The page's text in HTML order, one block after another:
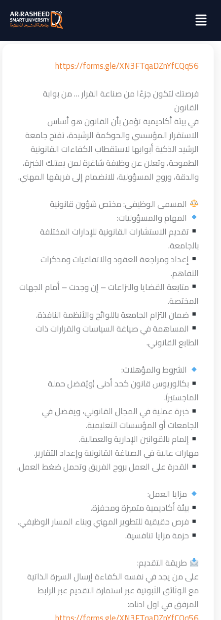
Menu
https://forms.gle/XN3FTqaDZnYfCQq56
فرصتك لتكون جزءًا من صناعة القرار … من بوابة
القانون
في بيئة أكاديمية تؤمن بأن القانون هو أساس
الاستقرار المؤسسي والحوكمة الرشيدة، تفتح جامعة
الرشيد الذكية أبوابها لاستقطاب الكفاءات القانونية
الطموحة، وتعلن عن وظيفة شاغرة لمن يمتلك الخبرة،
والدقة، وروح المسؤولية، للانضمام إلى فريقها المهني.
المسمى الوظيفي: مختص شؤون قانونية
المهام والمسؤوليات:
تقديم الاستشارات القانونية للإدارات المختلفة
بالجامعة.
إعداد ومراجعة العقود والاتفاقيات ومذكرات
التفاهم.
متابعة القضايا والنزاعات – إن وجدت – أمام الجهات
المختصة.
ضمان التزام الجامعة باللوائح والأنظمة النافذة.
المساهمة في صياغة السياسات والقرارات ذات
الطابع القانوني.
الشروط والمؤهلات:
بكالوريوس قانون كحد أدنى (ويُفضل حملة
الماجستير).
خبرة عملية في المجال القانوني، ويفضل في
الجامعات أو المؤسسات التعليمية.
إلمام بالقوانين الإدارية والعمالية.
مهارات عالية في الصياغة القانونية وإعداد التقارير.
القدرة على العمل بروح الفريق وتحمل ضغط العمل.
مزايا العمل:
بيئة أكاديمية متميزة ومحفزة.
فرص حقيقية للتطوير المهني وبناء المسار الوظيفي.
حزمة مزايا تنافسية.
طريقة التقديم:
على من يجد في نفسه الكفاءة إرسال السيرة الذاتية
مع الوثائق الثبوتية عبر استمارة التقديم عبر الرابط
المرفق في اول ادناه: